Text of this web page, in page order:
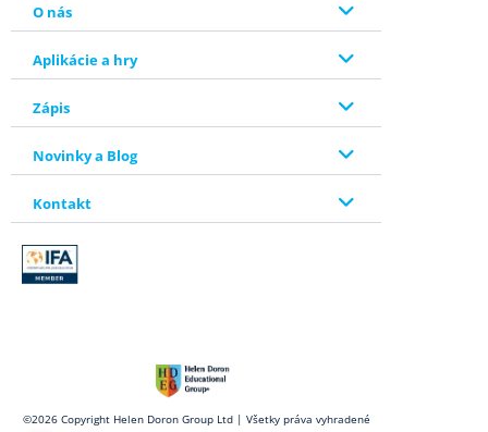
O nás
Aplikácie a hry
Zápis
Novinky a Blog
Kontakt
©2026 Copyright Helen Doron Group Ltd | Všetky práva vyhradené